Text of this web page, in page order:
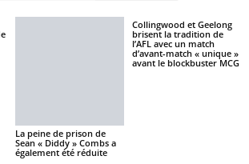
La peine de prison de
Sean « Diddy » Combs a
également été réduite
Collingwood et Geelong
brisent la tradition de
l’AFL avec un match
d’avant-match « unique »
avant le blockbuster MCG